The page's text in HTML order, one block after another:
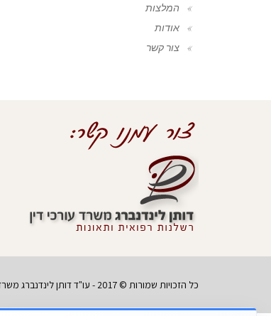
המלצות
אודות
צור קשר
כל הזכויות שמורות © 2017 - עו"ד דותן לינדנברג משרד עורכי דין